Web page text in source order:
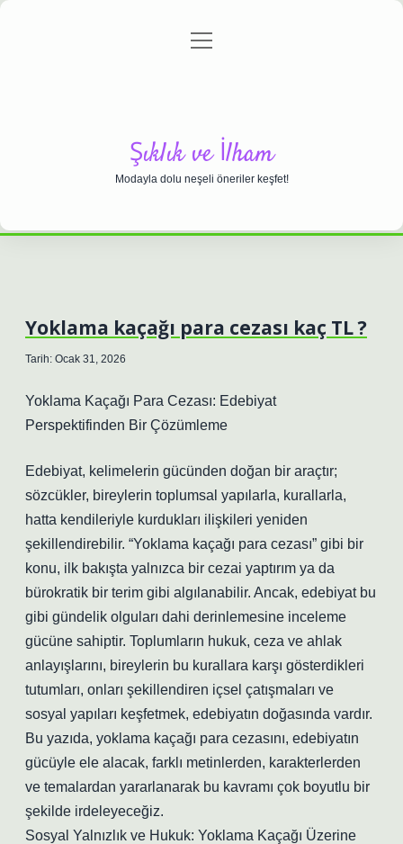
Gizlilik Politikası
menüyü
Şıklık ve İlham
Modayla dolu neşeli öneriler keşfet!
Yoklama kaçağı para cezası kaç TL ?
Tarih: Ocak 31, 2026
Yoklama Kaçağı Para Cezası: Edebiyat
Perspektifinden Bir Çözümleme
Edebiyat, kelimelerin gücünden doğan bir araçtır;
sözcükler, bireylerin toplumsal yapılarla, kurallarla,
hatta kendileriyle kurdukları ilişkileri yeniden
şekillendirebilir. “Yoklama kaçağı para cezası” gibi bir
konu, ilk bakışta yalnızca bir cezai yaptırım ya da
bürokratik bir terim gibi algılanabilir. Ancak, edebiyat bu
gibi gündelik olguları dahi derinlemesine inceleme
gücüne sahiptir. Toplumların hukuk, ceza ve ahlak
anlayışlarını, bireylerin bu kurallara karşı gösterdikleri
tutumları, onları şekillendiren içsel çatışmaları ve
sosyal yapıları keşfetmek, edebiyatın doğasında vardır.
Bu yazıda, yoklama kaçağı para cezasını, edebiyatın
gücüyle ele alacak, farklı metinlerden, karakterlerden
ve temalardan yararlanarak bu kavramı çok boyutlu bir
şekilde irdeleyeceğiz.
Sosyal Yalnızlık ve Hukuk: Yoklama Kaçağı Üzerine